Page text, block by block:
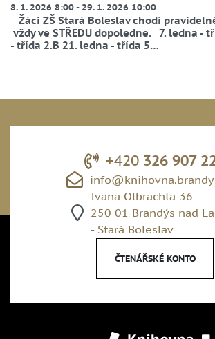
8. 1. 2026 8:00-29. 1. 2026 10:00
Žáci ZŠ Stará Boleslav chodí
vždy ve STŘEDU dopoledne. 7. ledna -
- třída 2.B 21. ledna - třída 5…
+420 326 907
Ivana Olbrachta 36
250 01 Brandýs nad
- Stará Boleslav
ČTENÁŘSKÉ KONTO